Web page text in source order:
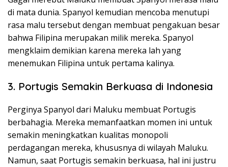
di mata dunia. Spanyol kemudian mencoba menutupi
rasa malu tersebut dengan membuat pengakuan besar
bahwa Filipina merupakan milik mereka. Spanyol
mengklaim demikian karena mereka lah yang
menemukan Filipina untuk pertama kalinya.
3. Portugis Semakin Berkuasa di Indonesia
Perginya Spanyol dari Maluku membuat Portugis
berbahagia. Mereka memanfaatkan momen ini untuk
semakin meningkatkan kualitas monopoli
perdagangan mereka, khususnya di wilayah Maluku.
Namun, saat Portugis semakin berkuasa, hal ini justru